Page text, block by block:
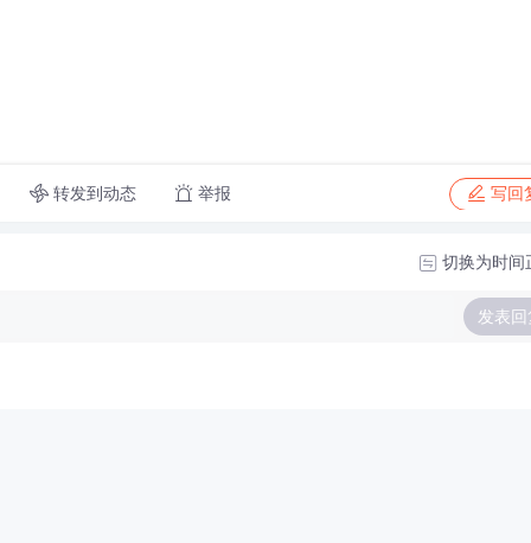
转发到动态 举报 写回
切换为时间
发表回